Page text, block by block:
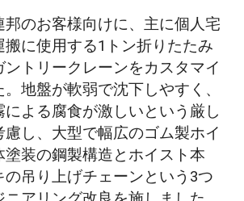
弱地盤作業および沿岸腐食
ントリークレーンのカスタ
幅広ゴムタイヤ、防錆コー
鉛メッキチェーン
幅広ゴムタイヤ
ける３つの防食対策
邦のお客様向けに、主に個人宅
に使用する1トン折りたたみ
トリークレーンをカスタマイ
地盤が軟弱で沈下しやすく、
よる腐食が激しいという厳し
し、大型で幅広のゴム製ホイ
装の鋼製構造とホイスト本
吊り上げチェーンという3つ